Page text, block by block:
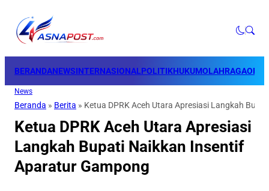
BERANDANEWSINTERNASIONALPOLITIKHUKUMOLAHRAGAOPINI
News
Beranda » Berita » Ketua DPRK Aceh Utara Apresiasi Langkah
Ketua DPRK Aceh Utara Apresiasi
Langkah Bupati Naikkan Insentif
Aparatur Gampong